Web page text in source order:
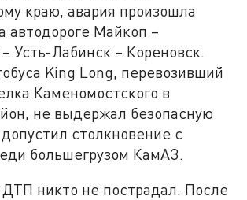
краю, авария произошла
автодороге Майкоп –
Усть-Лабинск – Кореновск.
King Long, перевозивший
Каменомостского в
не выдержал безопасную
столкновение с
большегрузом КамАЗ.
ДТП никто не пострадал. После